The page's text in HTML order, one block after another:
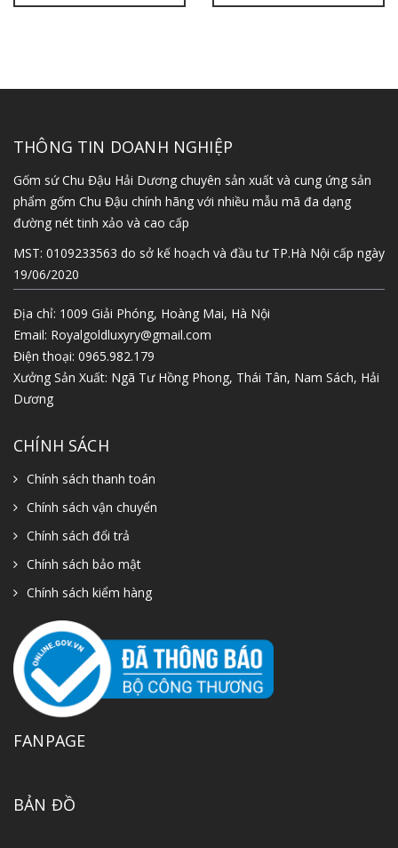
THÔNG TIN DOANH NGHIỆP
Gốm sứ Chu Đậu Hải Dương chuyên sản xuất và cung ứng sản
phẩm gốm Chu Đậu chính hãng với nhiều mẫu mã đa dạng
đường nét tinh xảo và cao cấp
MST: 0109233563 do sở kế hoạch và đầu tư TP.Hà Nội cấp ngày
19/06/2020
Địa chỉ: 1009 Giải Phóng, Hoàng Mai, Hà Nội
Email: Royalgoldluxyry@gmail.com
Điện thoại: 0965.982.179
Xưởng Sản Xuất: Ngã Tư Hồng Phong, Thái Tân, Nam Sách, Hải
Dương
CHÍNH SÁCH
Chính sách thanh toán
Chính sách vận chuyển
Chính sách đổi trả
Chính sách bảo mật
Chính sách kiểm hàng
FANPAGE
BẢN ĐỒ